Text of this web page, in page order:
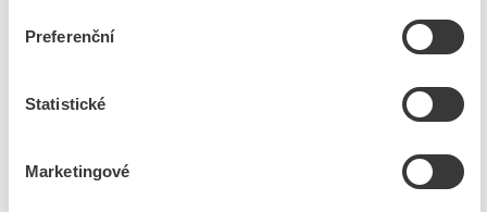
Preferenční
Statistické
Marketingové
21,47 Kč/ks